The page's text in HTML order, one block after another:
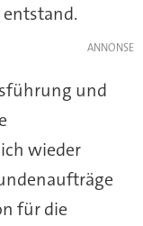
entstand.
und
wieder
für die